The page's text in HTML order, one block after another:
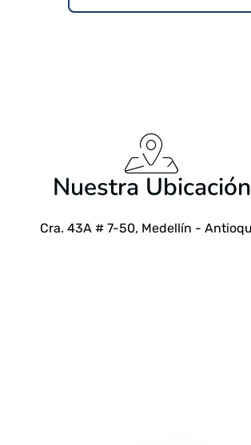
Nuestra Ubicación
Cra. 43A # 7-50, Medellín -